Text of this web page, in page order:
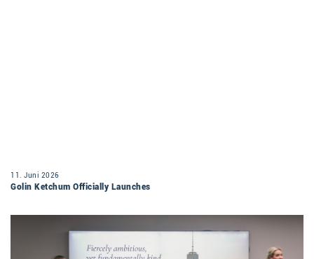
11. Juni 2026
Golin Ketchum Officially Launches